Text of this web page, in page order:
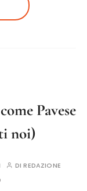
Pavese
noi)
DIREDAZIONE